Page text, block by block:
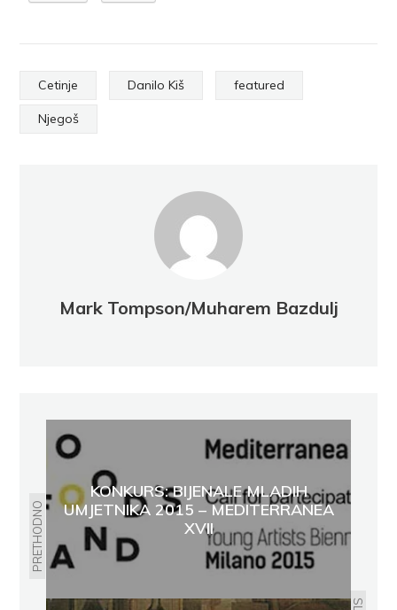
Cetinje Danilo Kiš featured
Njegoš
Mark Tompson/Muharem Bazdulj
PRETHODNO
KONKURS: BIJENALE MLADIH
UMJETNIKA 2015 – MEDITERRANEA
XVII